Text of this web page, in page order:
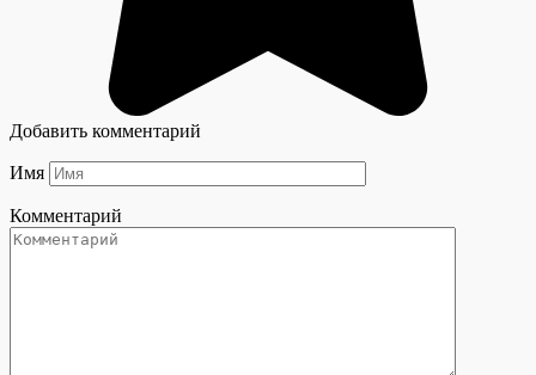
Добавить комментарий
Имя
Комментарий